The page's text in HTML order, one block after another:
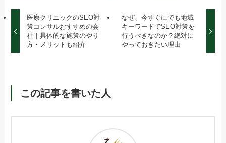
医療クリニックのSEO対
策コンサルおすすめの会
社｜具体的な施策のやり
方・メリットも紹介
なぜ、今すぐにでも地域
キーワードでSEO対策を
行うべきなのか？絶対に
やっておきたい理由
この記事を書いた人